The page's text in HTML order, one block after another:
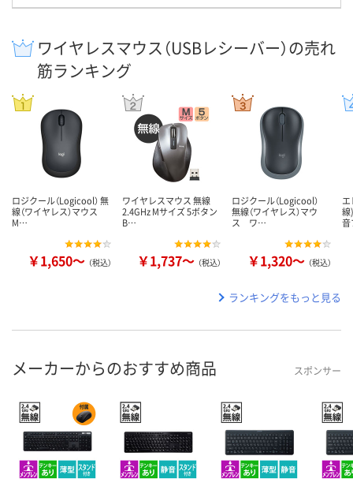
ワイヤレスマウス（USBレシーバー）の売れ
筋ランキング
ロジクール（Logicool） 無
線（ワイヤレス）マウス
M…
￥1,650～ （税込）
ワイヤレスマウス 無線
2.4GHz Mサイズ 5ボタン
B…
￥1,737～ （税込）
ロジクール（Logicool）
無線（ワイヤレス）マウ
ス ワ…
￥1,320～ （税込）
線
ランキングをもっと見る
メーカーからのおすすめ商品 スポンサー